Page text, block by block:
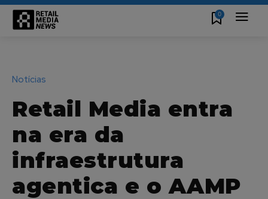
0
Notícias
Retail Media entra
na era da
infraestrutura
agentica e o AAMP